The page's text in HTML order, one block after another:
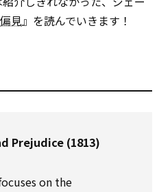
偏見』を読んでいきます！
Prejudice (1813)
on the